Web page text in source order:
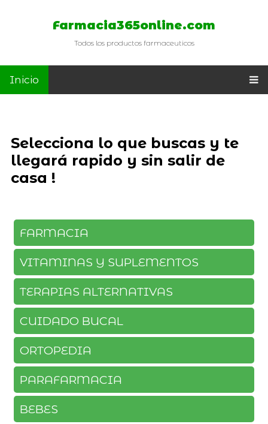
Farmacia365online.com
Todos los productos farmaceuticos
Inicio
Selecciona lo que buscas y te
llegará rapido y sin salir de
casa !
FARMACIA
VITAMINAS Y SUPLEMENTOS
TERAPIAS ALTERNATIVAS
CUIDADO BUCAL
ORTOPEDIA
PARAFARMACIA
BEBES